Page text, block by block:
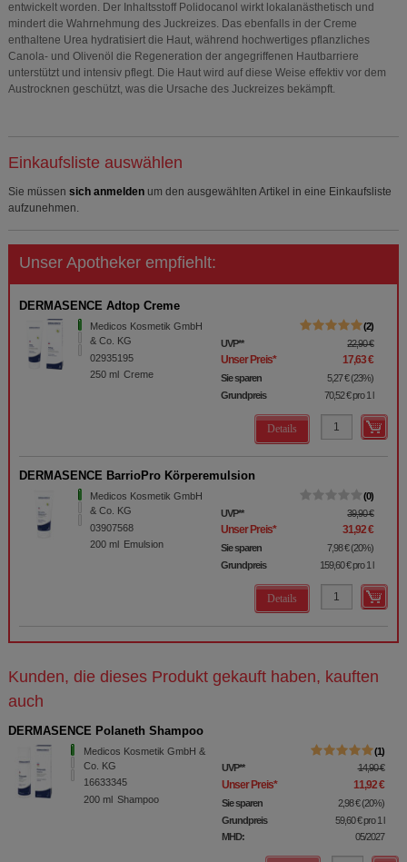
entwickelt worden. Der Inhaltsstoff Polidocanol wirkt lokalanästhetisch und
mindert die Wahrnehmung des Juckreizes. Das ebenfalls in der Creme
enthaltene Urea hydratisiert die Haut, während hochwertiges pflanzliches
Canola- und Olivenöl die Regeneration der angegriffenen Hautbarriere
unterstützt und intensiv pflegt. Die Haut wird auf diese Weise effektiv vor dem
Austrocknen geschützt, was die Ursache des Juckreizes bekämpft.
Einkaufsliste auswählen
Sie müssen sich anmelden um den ausgewählten Artikel in eine Einkaufsliste
aufzunehmen.
Unser Apotheker empfiehlt:
DERMASENCE Adtop Creme
Medicos Kosmetik GmbH
& Co. KG
02935195
250 ml Creme
2
UVP** 22,90 €
Unser Preis* 17,63 €
Sie sparen 5,27 €(23%)
Grundpreis
70,52 €pro 1 l
Details
DERMASENCE BarrioPro Körperemulsion
Medicos Kosmetik GmbH
& Co. KG
03907568
200 ml Emulsion
0
UVP** 39,90 €
Unser Preis* 31,92 €
Sie sparen 7,98 €(20%)
Grundpreis
159,60 €pro 1 l
Details
Kunden, die dieses Produkt gekauft haben, kauften
auch
DERMASENCE Polaneth Shampoo
Medicos Kosmetik GmbH &
Co. KG
16633345
200 ml Shampoo
1
UVP** 14,90 €
Unser Preis* 11,92 €
Sie sparen 2,98 € (20%)
Grundpreis
59,60 €pro 1 l
MHD:
05/2027